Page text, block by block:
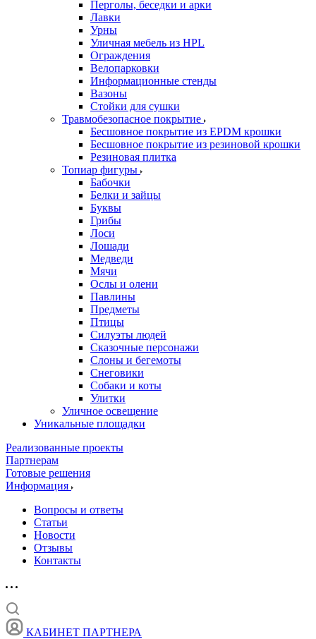
Перголы, беседки и арки
Лавки
Урны
Уличная мебель из HPL
Ограждения
Велопарковки
Информационные стенды
Вазоны
Стойки для сушки
Травмобезопасное покрытие
Бесшовное покрытие из EPDM крошки
Бесшовное покрытие из резиновой крошки
Резиновая плитка
Топиар фигуры
Бабочки
Белки и зайцы
Буквы
Грибы
Лоси
Лошади
Медведи
Мячи
Ослы и олени
Павлины
Предметы
Птицы
Силуэты людей
Сказочные персонажи
Слоны и бегемоты
Снеговики
Собаки и коты
Улитки
Уличное освещение
Уникальные площадки
Реализованные проекты
Партнерам
Готовые решения
Информация
Вопросы и ответы
Статьи
Новости
Отзывы
Контакты
КАБИНЕТ ПАРТНЕРА